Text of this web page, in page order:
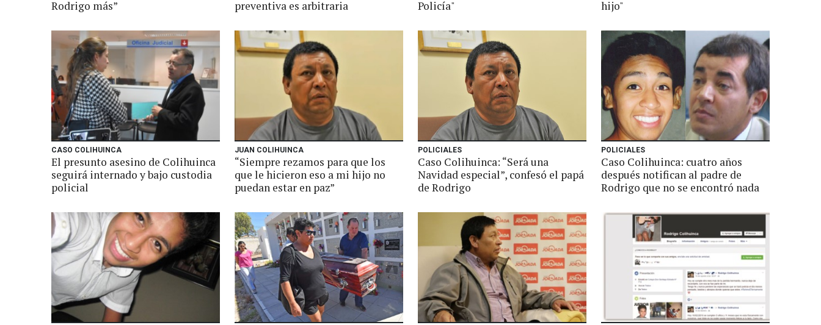
Rodrigo más”
preventiva es arbitraria
Policía"
hijo"
CASO COLIHUINCA
El presunto asesino de Colihuinca
seguirá internado y bajo custodia
policial
JUAN COLIHUINCA
“Siempre rezamos para que los
que le hicieron eso a mi hijo no
puedan estar en paz”
POLICIALES
Caso Colihuinca: “Será una
Navidad especial”, confesó el papá
de Rodrigo
POLICIALES
Caso Colihuinca: cuatro años
después notifican al padre de
Rodrigo que no se encontró nada